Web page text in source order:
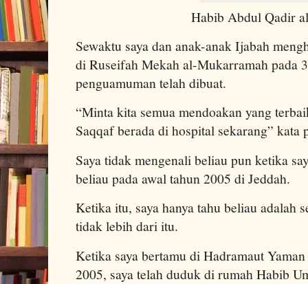
Habib Abdul Qadir
Sewaktu saya dan anak-anak Ijabah
di Ruseifah Mekah al-Mukarramah pada
penguamuman telah dibuat.
“Minta kita semua mendoakan yang
Saqqaf berada di hospital sekarang” kata
Saya tidak mengenali beliau pun ketika
beliau pada awal tahun 2005 di Jeddah.
Ketika itu, saya hanya tahu beliau adalah
tidak lebih dari itu.
Ketika saya bertamu di Hadramaut
2005, saya telah duduk di rumah Habib